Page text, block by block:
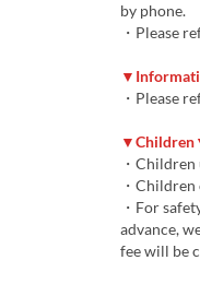
by phone.
・Please
・Please
・
・
・For
advance,
fee will be